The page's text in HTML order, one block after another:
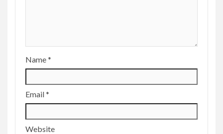
Name*
Email*
Website